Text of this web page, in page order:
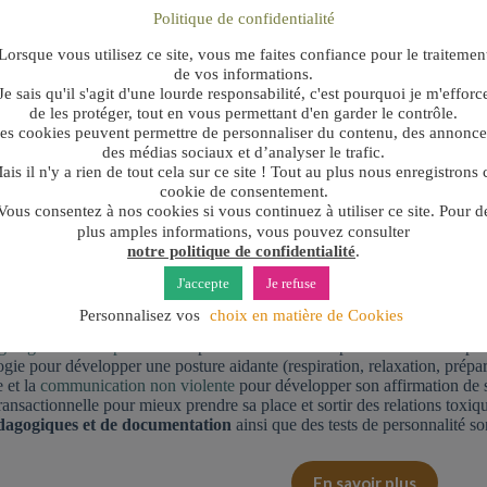
hommes de tout âgequi sont confrontés à un situation difficile
de soi et de confiance en soi des personnes accompagnées peut
soudain ou progressif de l’environnement professionnel ou
ou une adolescence avec un contexte familial ou scolaire chaotique
trauma ou un passé difficile toujours présent à l’esprit.
coaching confiance en soi est constructive, bienveillante et
confiance en soi que je propose s’appuie sur :
humaniste pour restaurer l’image de soi et sortir de la dépendance au
émotionnelle
pour fluidifier les émotions parasites et désagréables
positive pour valoriser et ancrer le positif
cognitif et comportemental
pour transformer les pensées et les
pour développer une posture aidante (respiration, relaxation,
et la communication non violente pour développer son affirmation de
pour mieux prendre sa place et sortir des relations
et de documentation ainsi que des tests de personnalité
En savoir plus
Politique de confidentialité
vous utilisez ce site, vous me faites confiance pour le
de vos informations.
sais qu'il s'agit d'une lourde responsabilité, c'est pourquoi je
de les protéger, tout en vous permettant d'en garder le contrôle.
cookies peuvent permettre de personnaliser du contenu, des
des médias sociaux et d’analyser le trafic.
il n'y a rien de tout cela sur ce site ! Tout au plus nous enregistrons
cookie de consentement.
consentez à nos cookies si vous continuez à utiliser ce site. Pour
plus amples informations, vous pouvez consulter
notre politique de confidentialité.
J'accepte Je refuse
Personnalisez vos choix en matière de Cookies